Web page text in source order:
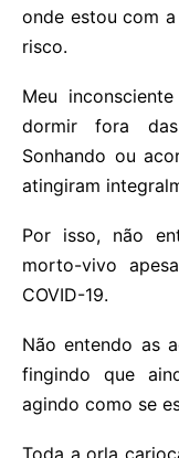
onde estou com
risco.
Meu
dormir fora
Sonhando ou
atingiram
Por isso, não
morto-vivo
COVID-19.
Não entendo as
fingindo que
agindo como se